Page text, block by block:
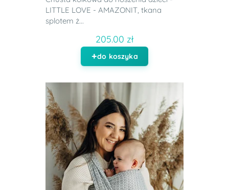
LITTLE LOVE - AMAZONIT, tkana
splotem ż...
205.00 zł
do koszyka